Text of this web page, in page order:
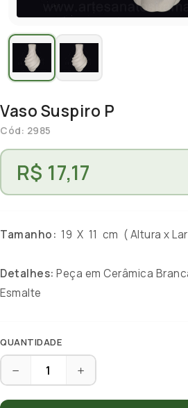
Vaso Suspiro P
Cód: 2985
R$ 17,17
Tamanho: 19 X 11 cm ( Altura x
Detalhes: Peça em Cerâmica
Esmalte
QUANTIDADE